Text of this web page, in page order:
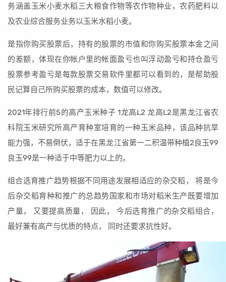
务涵盖玉米小麦水稻三大粮食作物等农作物种业，农药肥料以
及农业综合服务业务以玉米水稻小麦。
是指你购买股票后，持有的股票的市值和你购买股票本金之间
的差额，体现在你帐户里的帐面盈亏也叫浮动盈亏和持仓盈亏
股票参考盈亏是每款股票交易软件里都可以看到的，是帮助股
民记算自己所购买股票的成本，数值可以修改。
2021年排行前5的高产玉米种子 1龙高L2 龙高L2是黑龙江省农
科院玉米研究所高产育种室培育的一种玉米品种，该品种抗旱
能力强，不易倒伏，适于在黑龙江省第一二积温带种植2良玉99
良玉99是一种适于中等肥力以上的。
组合选育推广趋势根据不同用途发展相适应的杂交稻， 将是今
后杂交稻育种和推广的总趋势国家和市场对稻米生产既要增加
产量， 又要提高质量， 因此， 今后选育推广的杂交稻组合，
最好兼有高产与优质的特点， 同时还要求抗性好。